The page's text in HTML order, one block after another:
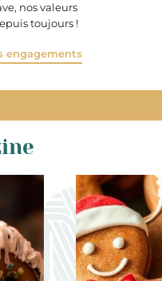
nos valeurs
toujours !
engagements